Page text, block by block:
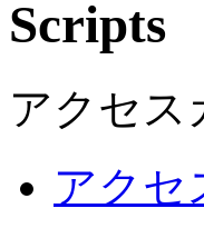
アクセス
アクセ